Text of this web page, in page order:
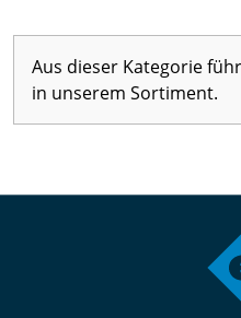
Aus dieser Kategorie
in unserem Sortiment.